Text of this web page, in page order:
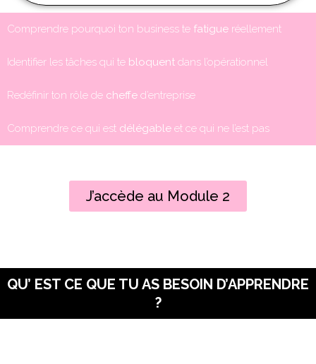
Comprendre pourquoi ton business te fatigue réellement
Identifier les tâches qui te bloquent dans l’opérationnel
Redéfinir ton rôle de cheffe d’entreprise
Comprendre ce qui est délégable et ce qui ne l’est pas
J’accède au Module 2
QU’ EST CE QUE TU AS BESOIN D’APPRENDRE
?